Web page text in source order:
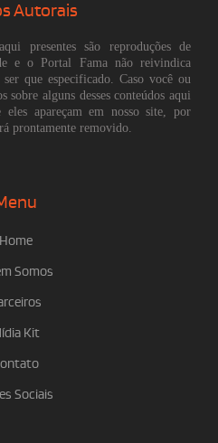
Autorais
presentes são reproduções de
e o Portal Fama não reivindica
que especificado. Caso você ou
sobre alguns desses conteúdos aqui
apareçam em nosso site, por
prontamente removido.
Home
Somos
Kit
Sociais